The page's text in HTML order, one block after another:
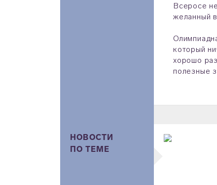
Всеросе
желанный
который
хорошо
полезные
НОВОСТИ
ПО ТЕМЕ